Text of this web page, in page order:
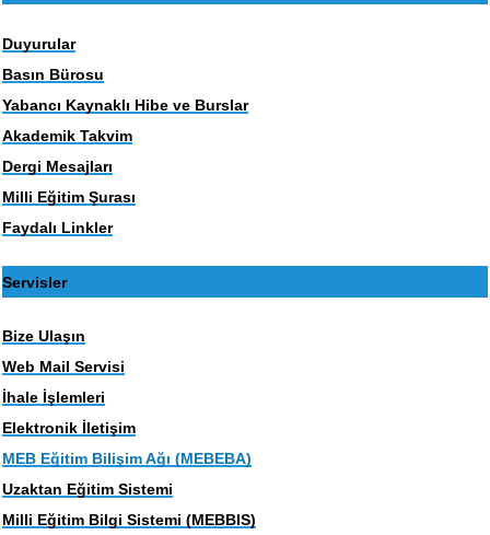
Duyurular
Basın Bürosu
Yabancı Kaynaklı Hibe ve Burslar
Akademik Takvim
Dergi Mesajları
Milli Eğitim Şurası
Faydalı Linkler
Servisler
Bize Ulaşın
Web Mail Servisi
İhale İşlemleri
Elektronik İletişim
MEB Eğitim Bilişim Ağı (MEBEBA)
Uzaktan Eğitim Sistemi
Milli Eğitim Bilgi Sistemi (MEBBIS)